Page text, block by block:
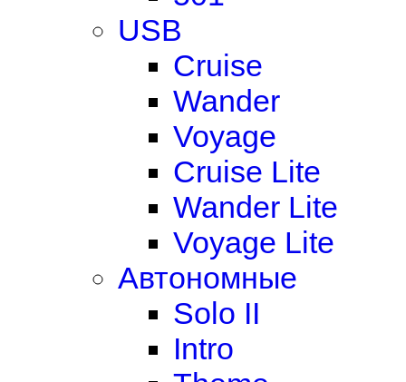
USB
Cruise
Wander
Voyage
Cruise Lite
Wander Lite
Voyage Lite
Автономные
Solo II
Intro